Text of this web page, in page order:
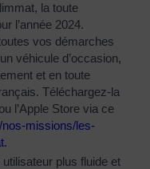
la toute
l’année 2024.
vos démarches
véhicule d’occasion,
et en toute
Téléchargez-la
l’Apple Store via ce
nos-missions/les-
.
plus fluide et